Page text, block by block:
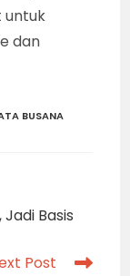
untuk
dan
BUSANA
Basis
Post